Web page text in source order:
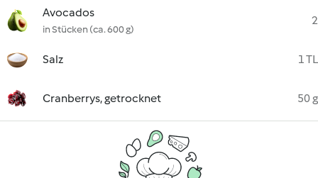
Avocados
in Stücken (ca. 600 g)
2
Salz 1 TL
Cranberrys, getrocknet 50 g